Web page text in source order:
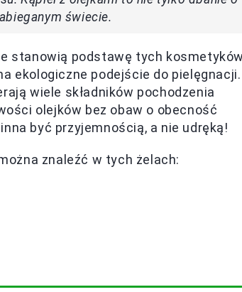
świecie.
stanowią podstawę tych
ekologiczne podejście do pielęgnacji.
wiele składników pochodzenia
olejków bez obaw o obecność
być przyjemnością, a nie udręką!
znaleźć w tych żelach: